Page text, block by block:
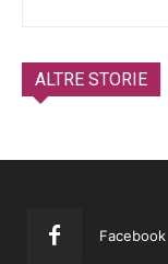
ALTRE STORIE
Facebook